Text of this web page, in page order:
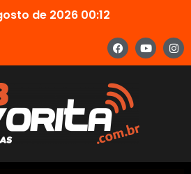
de 2026 00:12